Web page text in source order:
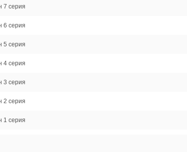
7 серия
6 серия
5 серия
4 серия
3 серия
2 серия
1 серия